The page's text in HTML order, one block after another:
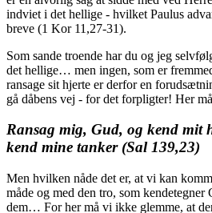
indviet i det hellige - hvilket Paulus
breve (1 Kor 11,27-31).
Som sande troende har du og jeg
det hellige… men ingen, som er
ransage sit hjerte er derfor en
gå dåbens vej - for det forpligter! Her
Ransag mig, Gud, og kend mit
kend mine tanker (Sal 139,23)
Men hvilken nåde det er, at vi kan
måde og med den tro, som
dem… For her må vi ikke glemme, at